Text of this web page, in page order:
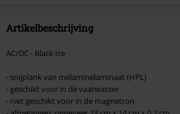
Artikelbeschrijving
AC/DC - Black Ice
- snijplank van melaminelaminaat (HPL)
- geschikt voor in de vaatwasser
- niet geschikt voor in de magnetron